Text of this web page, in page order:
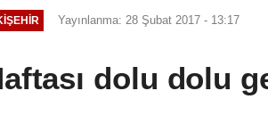
Yayınlanma: 28 Şubat 2017 - 13:17
dolu dolu